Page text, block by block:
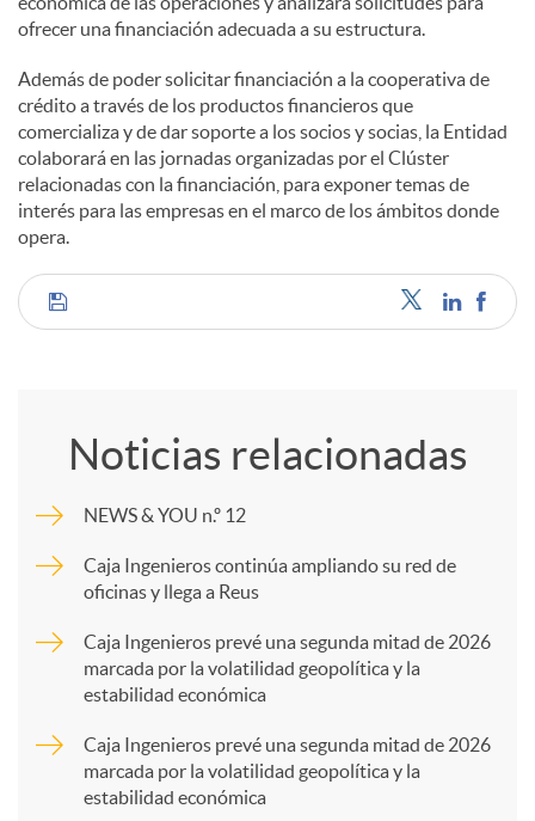
ofrecer una financiación adecuada a su estructura.
Además de poder solicitar financiación a la cooperativa de
crédito a través de los productos financieros que
comercializa y de dar soporte a los socios y socias, la Entidad
colaborará en las jornadas organizadas por el Clúster
relacionadas con la financiación, para exponer temas de
interés para las empresas en el marco de los ámbitos donde
opera.
C
p
a
Noticias relacionadas
NEWS & YOU n.º 12
Caja Ingenieros continúa ampliando su red de
oficinas y llega a Reus
Caja Ingenieros prevé una segunda mitad de 2026
marcada por la volatilidad geopolítica y la
estabilidad económica
Caja Ingenieros prevé una segunda mitad de 2026
marcada por la volatilidad geopolítica y la
estabilidad económica